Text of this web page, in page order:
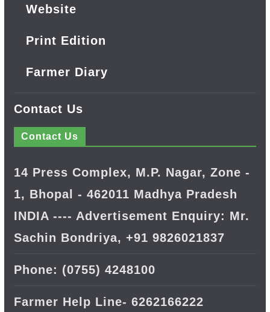
Website
Print Edition
Farmer Diary
Contact Us
Contact Us
14 Press Complex, M.P. Nagar, Zone -
1, Bhopal - 462011 Madhya Pradesh
INDIA ---- Advertisement Enquiry: Mr.
Sachin Bondriya, +91 9826021837
Phone: (0755) 4248100
Farmer Help Line- 6262166222